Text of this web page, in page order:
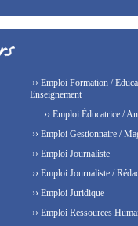
›› Emploi Formation /
Enseignement
›› Emploi Éducatrice /
›› Emploi Gestionnaire /
›› Emploi Journaliste
›› Emploi Journaliste /
›› Emploi Juridique
›› Emploi Ressources